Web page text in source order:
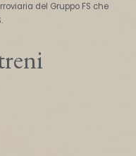
del Gruppo FS che